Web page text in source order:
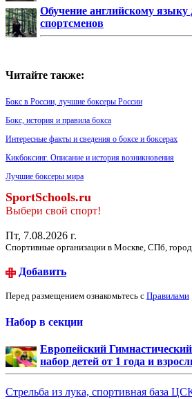
Обучение английскому
спортсменов
Читайте также:
Бокс в России, лучшие боксеры России
Бокс, история и правила бокса
Интересные факты и сведения о боксе и боксерах
Кикбоксинг. Описание и история возникновения
Лучшие боксеры мира
SportSchools.ru
Выбери свой спорт!
Пт, 7.08.2026 г.
Спортивные организации в Москве, СПб,
Добавить
Перед размещением ознакомьтесь с Правилами
Набор в секции
Европейский
набор детей от 1 года и
Стрельба из лука, спортивная база